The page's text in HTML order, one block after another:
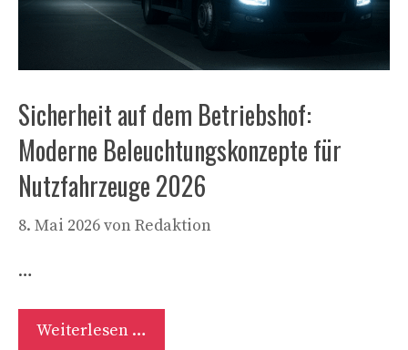
Sicherheit auf dem Betriebshof:
Moderne Beleuchtungskonzepte für
Nutzfahrzeuge 2026
8. Mai 2026vonRedaktion
…
Weiterlesen …